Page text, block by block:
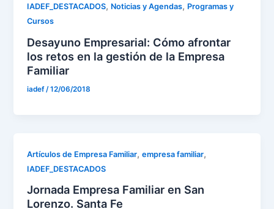
IADEF_DESTACADOS, Noticias y Agendas, Programas y
Cursos
Desayuno Empresarial: Cómo afrontar
los retos en la gestión de la Empresa
Familiar
iadef /12/06/2018
Artículos de Empresa Familiar,empresa familiar,
IADEF_DESTACADOS
Jornada Empresa Familiar en San
Lorenzo. Santa Fe